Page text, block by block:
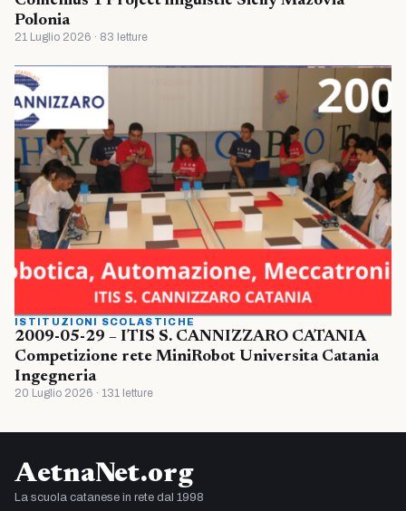
Polonia
21 Luglio 2026 · 83 letture
ISTITUZIONI SCOLASTICHE
2009-05-29 – ITIS S. CANNIZZARO CATANIA
Competizione rete MiniRobot Universita Catania
Ingegneria
20 Luglio 2026 · 131 letture
AetnaNet.org
La scuola catanese in rete dal 1998